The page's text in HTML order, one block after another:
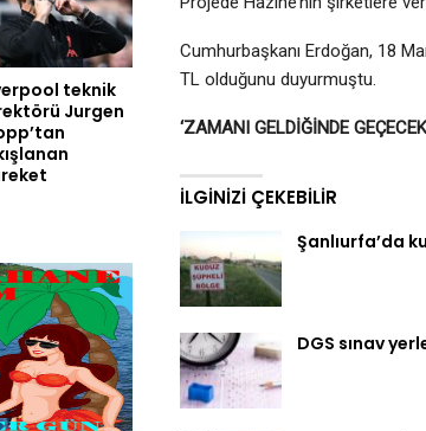
Cumhurbaşkanı Erdoğan, 18
TL olduğunu duyurmuştu.
‘ZAMANI GELDİĞİNDE
İLGINIZI ÇEKEBILIR
Şanlıurfa’da
DGS sınav
teknik
Jurgen